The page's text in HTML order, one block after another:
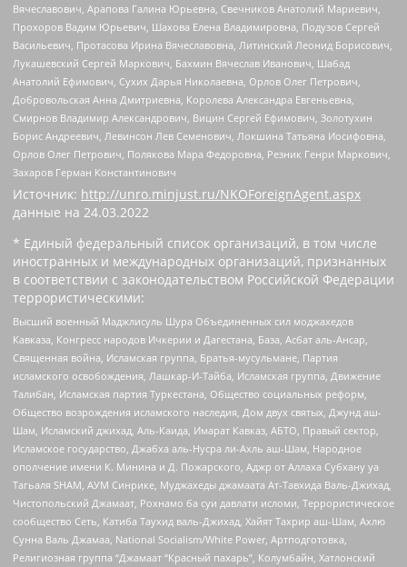
Вячеславович, Арапова Галина Юрьевна, Свечников Анатолий Мариевич,
Прохоров Вадим Юрьевич, Шахова Елена Владимировна, Подузов Сергей
Васильевич, Протасова Ирина Вячеславовна, Литинский Леонид Борисович,
Лукашевский Сергей Маркович, Бахмин Вячеслав Иванович, Шабад
Анатолий Ефимович, Сухих Дарья Николаевна, Орлов Олег Петрович,
Добровольская Анна Дмитриевна, Королева Александра Евгеньевна,
Смирнов Владимир Александрович, Вицин Сергей Ефимович, Золотухин
Борис Андреевич, Левинсон Лев Семенович, Локшина Татьяна Иосифовна,
Орлов Олег Петрович, Полякова Мара Федоровна, Резник Генри Маркович,
Захаров Герман Константинович
Источник: http://unro.minjust.ru/NKOForeignAgent.aspx
данные на 24.03.2022
* Единый федеральный список организаций, в том числе
иностранных и международных организаций, признанных
в соответствии с законодательством Российской Федерации
террористическими:
Высший военный Маджлисуль Шура Объединенных сил моджахедов
Кавказа, Конгресс народов Ичкерии и Дагестана, База, Асбат аль-Ансар,
Священная война, Исламская группа, Братья-мусульмане, Партия
исламского освобождения, Лашкар-И-Тайба, Исламская группа, Движение
Талибан, Исламская партия Туркестана, Общество социальных реформ,
Общество возрождения исламского наследия, Дом двух святых, Джунд аш-
Шам, Исламский джихад, Аль-Каида, Имарат Кавказ, АБТО, Правый сектор,
Исламское государство, Джабха аль-Нусра ли-Ахль аш-Шам, Народное
ополчение имени К. Минина и Д. Пожарского, Аджр от Аллаха Субхану уа
Тагьаля SHAM, АУМ Синрике, Муджахеды джамаата Ат-Тавхида Валь-Джихад,
Чистопольский Джамаат, Рохнамо ба суи давлати исломи, Террористическое
сообщество Сеть, Катиба Таухид валь-Джихад, Хайят Тахрир аш-Шам, Ахлю
Сунна Валь Джамаа, National Socialism/White Power, Артподготовка,
Религиозная группа “Джамаат “Красный пахарь”, Колумбайн, Хатлонский